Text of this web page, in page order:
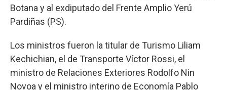
Botana y al exdiputado del Frente Amplio Yerú
Pardiñas (PS).
Los ministros fueron la titular de Turismo Liliam
Kechichian, el de Transporte Víctor Rossi, el
ministro de Relaciones Exteriores Rodolfo Nin
Novoa y el ministro interino de Economía Pablo